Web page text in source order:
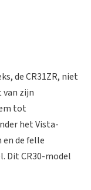
de CR31ZR, niet
zijn
tot
het Vista-
de felle
Dit CR30-model